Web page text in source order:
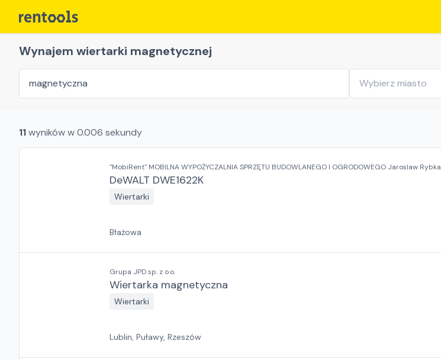
Wynajem wiertarki magnetycznej
11wyników w0.006 sekundy
"MobiRent" MOBILNA WYPOŻYCZALNIA SPRZĘTU BUDOWLANEGO I OGRODOWEGO Jaroslaw Rybka
DeWALT DWE1622K
Wiertarki
Błażowa
Grupa JPD sp. z o.o.
Wiertarka magnetyczna
Wiertarki
Lublin, Puławy, Rzeszów